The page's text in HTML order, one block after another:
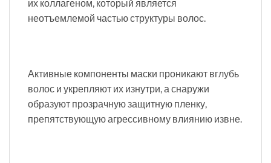
их коллагеном, который является
неотъемлемой частью структуры волос.
Активные компоненты маски проникают вглубь
волос и укрепляют их изнутри, а снаружи
образуют прозрачную защитную пленку,
препятствующую агрессивному влиянию извне.